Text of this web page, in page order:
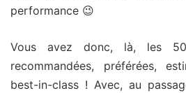
performance 😉
Vous avez donc, là, les
recommandées, préférées,
best-in-class ! Avec, au